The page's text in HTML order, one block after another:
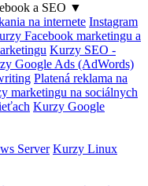
a SEO ▼
na internete Instagram
Facebook marketingu a
Kurzy SEO -
Google Ads (AdWords)
Platená reklama na
marketingu na sociálnych
Kurzy Google
Server Kurzy Linux